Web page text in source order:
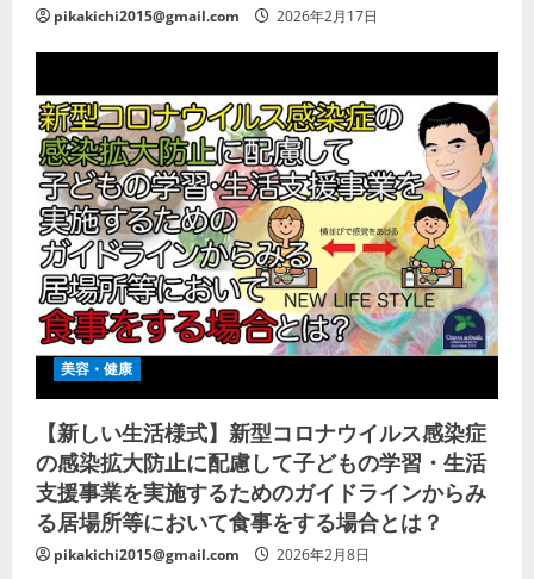
pikakichi2015@gmail.com 2026年2月17日
美容・健康
【新しい生活様式】新型コロナウイルス感染症
の感染拡大防止に配慮して子どもの学習・生活
支援事業を実施するためのガイドラインからみ
る居場所等において食事をする場合とは？
pikakichi2015@gmail.com 2026年2月8日